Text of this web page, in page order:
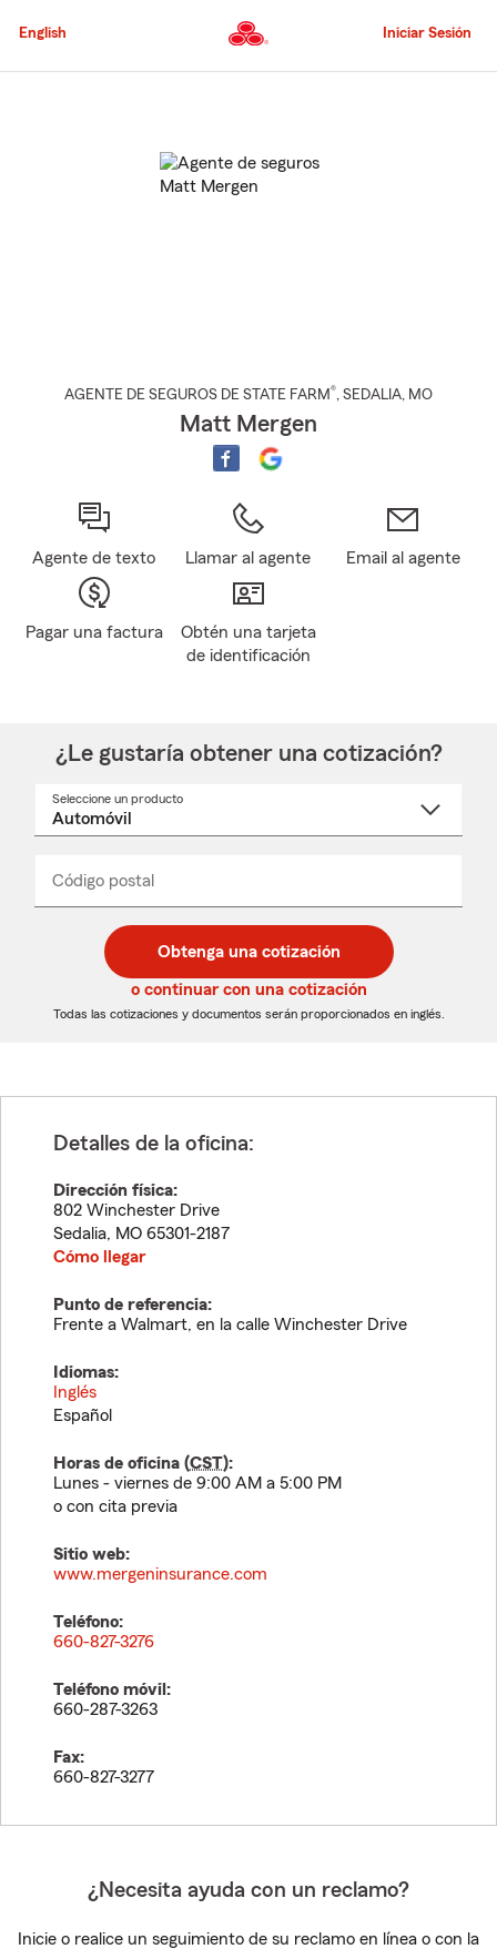
al
principal
English Iniciar Sesión
AGENTE DE SEGUROS DE STATE FARM®, SEDALIA, MO
Matt Mergen
Agente de texto Llamar al agente Email al agente
Pagar una factura
Obtén una tarjeta
de identificación
¿Le gustaría obtener una cotización?
Seleccione un producto
desplegable
Código postal
de
5
dígitos
de
5
dígitos
_____
Obtenga una cotización
o continuar con una cotización
Todas las cotizaciones y documentos serán proporcionados en inglés.
Detalles de la oficina:
Dirección física:
802 Winchester Drive
Sedalia, MO 65301-2187
Cómo llegar
Punto de referencia:
Frente a Walmart, en la calle Winchester Drive
Idiomas:
Inglés
Español
Horas de oficina (CST):
Lunes - viernes de 9:00 AM a 5:00 PM
o con cita previa
Sitio web:
www.mergeninsurance.com
Teléfono:
660-827-3276
Teléfono móvil:
660-287-3263
Fax:
660-827-3277
¿Necesita ayuda con un reclamo?
Inicie o realice un seguimiento de su reclamo en línea o con la